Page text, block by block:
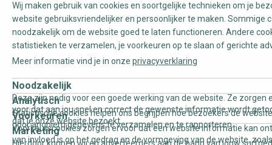
Wij maken gebruik van cookies en soortgelijke technieken om je
website gebruiksvriendelijker en persoonlijker te maken. Sommige
noodzakelijk om de website goed te laten functioneren. Andere
statistieken te verzamelen, je voorkeuren op te slaan of gerichte
Meer informatie vind je in onze privacyverklaring
Noodzakelijk
Deze zijn nodig voor een goede werking van de website. Ze zorgen
voor dat aan jou snel en correct de gewenste informatie wordt
dat je onze website bezoekt.
Analytisch
Statistische cookies helpen ons begrijpen hoe bezoekers de
door anoniem gegevens te verzamelen en te rapporteren.
Voorkeuren
Voorkeurscookies zorgen ervoor dat een website informatie kan
van invloed is op het gedrag en de vormgeving van de website,
Marketing